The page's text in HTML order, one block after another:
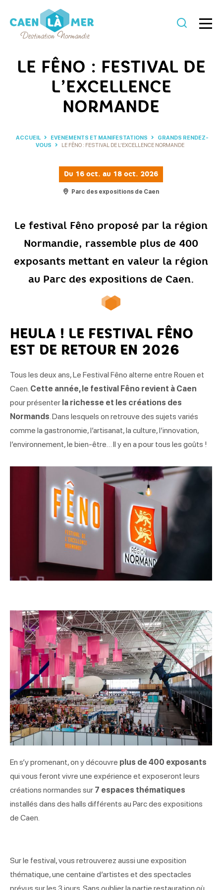
mer
LE FÊNO : FESTIVAL DE
L’EXCELLENCE
NORMANDE
ACCUEIL EVENEMENTS ET MANIFESTATIONS
GRANDS RENDEZ-
VOUS
LE FÊNO : FESTIVAL DE L’EXCELLENCE NORMANDE
Du 16 oct. au 18 oct. 2026
Parc des expositions de Caen
Le festival Fêno proposé par la région
Normandie, rassemble plus de 400
exposants mettant en valeur la région
au Parc des expositions de Caen.
HEULA ! LE FESTIVAL FÊNO
EST DE RETOUR EN 2026
Tous les deux ans, Le Festival Fêno alterne entre Rouen et
Caen. Cette année, le festival Fêno revient à Caen
pour présenter la richesse et les créations des
Normands. Dans lesquels on retrouve des sujets variés
comme la gastronomie, l’artisanat, la culture, l’innovation,
l’environnement, le bien-être… Il y en a pour tous les goûts !
En s’y promenant, on y découvre plus de 400 exposants
qui vous feront vivre une expérience et exposeront leurs
créations normandes sur 7 espaces thématiques
installés dans des halls différents au Parc des expositions
de Caen.
Sur le festival, vous retrouverez aussi une exposition
thématique, une centaine d’artistes et des spectacles